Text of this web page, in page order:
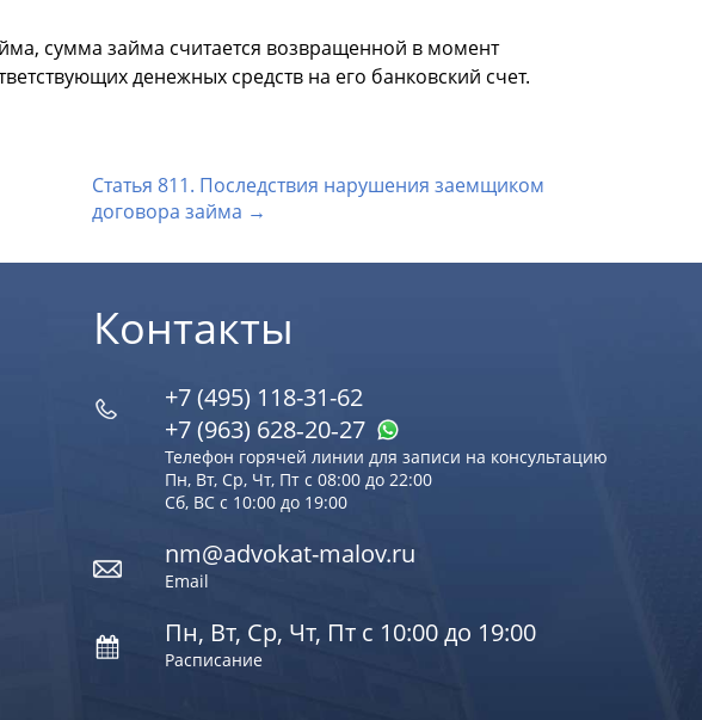
сумма займа считается возвращенной в момент
денежных средств на его банковский счет.
Статья 811. Последствия нарушения заемщиком
договора займа →
Контакты
+7 (495) 118-31-62
+7 (963) 628‑20‑27
Телефон горячей линии для записи на консультацию
Пн, Вт, Ср, Чт, Пт с 08:00 до 22:00
Сб, ВС с 10:00 до 19:00
nm@advokat-malov.ru
Email
Пн, Вт, Ср, Чт, Пт с 10:00 до 19:00
Расписание